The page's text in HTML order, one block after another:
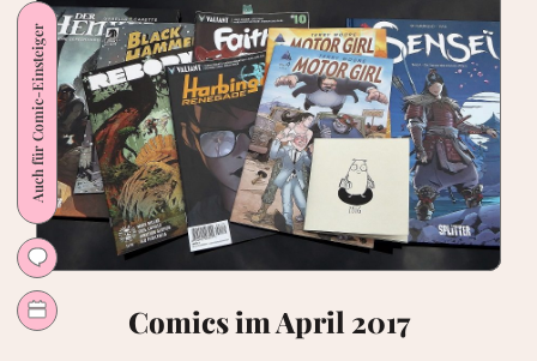
alles
begann.
Zusammenfassung
der
Blogparade
Auch für Comic-Einsteiger
Comics im April 2017